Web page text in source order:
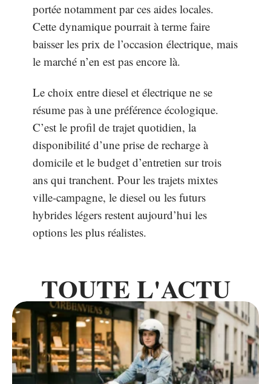
portée notamment par ces aides locales.
Cette dynamique pourrait à terme faire
baisser les prix de l’occasion électrique, mais
le marché n’en est pas encore là.
Le choix entre diesel et électrique ne se
résume pas à une préférence écologique.
C’est le profil de trajet quotidien, la
disponibilité d’une prise de recharge à
domicile et le budget d’entretien sur trois
ans qui tranchent. Pour les trajets mixtes
ville-campagne, le diesel ou les futurs
hybrides légers restent aujourd’hui les
options les plus réalistes.
TOUTE L'ACTU